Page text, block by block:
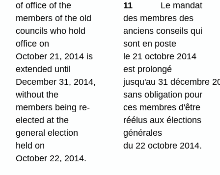
of office of the
members of the old
councils who hold
office on
October 21, 2014 is
extended until
December 31, 2014,
without the
members being re-
elected at the
general election
held on
October 22, 2014.
11
Le mandat
des membres des
anciens conseils qui
sont en poste
le 21 octobre 2014
est prolongé
jusqu'au 31 décembre
sans obligation pour
ces membres d'être
réélus aux élections
générales
du 22 octobre 2014.